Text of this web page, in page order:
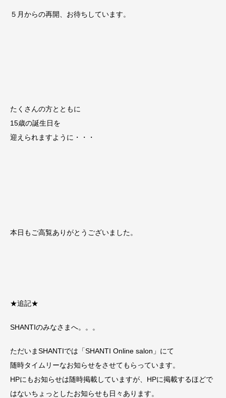
５月からの再開、お待ちしています。
たくさんの方とともに
15歳の誕生日を
迎えられますように・・・
本日もご高覧ありがとうございました。
★追記★
SHANTIのみなさまへ。。。
ただいまSHANTIでは「SHANTI Online salon」にて
随時タイムリーなお知らせをさせてもらっています。
HPにもお知らせは随時掲載していますが、HPに掲載するほどで
はないちょっとしたお知らせも日々あります。